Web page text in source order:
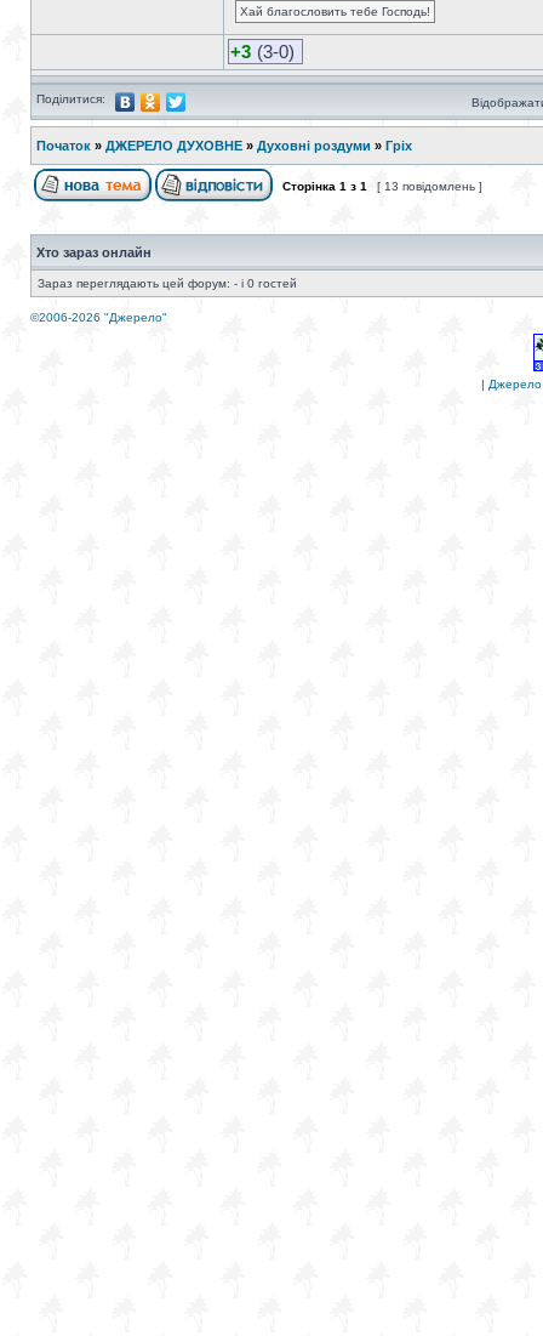
Хай благословить тебе Господь!
+3 (3-0)
Поділитися:
Початок » ДЖЕРЕЛО ДУХОВНЕ » Духовні роздуми » Гріх
Сторінка 1 з 1 [ 13 повідомлень ]
Хто зараз онлайн
Зараз переглядають цей форум: - і 0 гостей
©2006-2026 "Джерело"
| Джерело